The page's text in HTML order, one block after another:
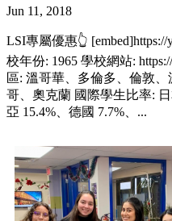
Jun 11, 2018
LSI專屬優惠👆
校年份: 1965 學校網站:
區: 溫哥華、多倫多、倫敦
哥、奧克蘭 國際學生比率:
亞 15.4%、德國 7.7%、...